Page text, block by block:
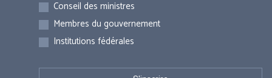
Conseil des ministres
Membres du gouvernement
Institutions fédérales